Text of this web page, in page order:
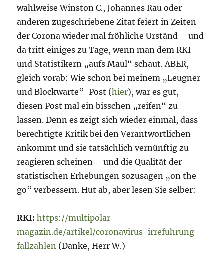
wahlweise Winston C., Johannes Rau oder
anderen zugeschriebene Zitat feiert in Zeiten
der Corona wieder mal fröhliche Urständ – und
da tritt einiges zu Tage, wenn man dem RKI
und Statistikern „aufs Maul“ schaut. ABER,
gleich vorab: Wie schon bei meinem „Leugner
und Blockwarte“-Post (hier), war es gut,
diesen Post mal ein bisschen „reifen“ zu
lassen. Denn es zeigt sich wieder einmal, dass
berechtigte Kritik bei den Verantwortlichen
ankommt und sie tatsächlich vernünftig zu
reagieren scheinen – und die Qualität der
statistischen Erhebungen sozusagen „on the
go“ verbessern. Hut ab, aber lesen Sie selber:
RKI: https://multipolar-
magazin.de/artikel/coronavirus-irrefuhrung-
fallzahlen (Danke, Herr W.)